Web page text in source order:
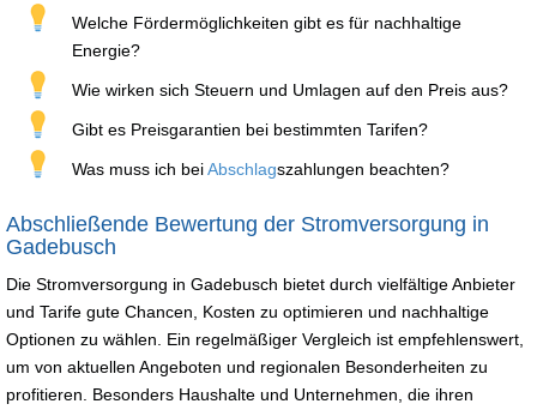
Welche Fördermöglichkeiten gibt es für nachhaltige
Energie?
Wie wirken sich Steuern und Umlagen auf den Preis aus?
Gibt es Preisgarantien bei bestimmten Tarifen?
Was muss ich beiAbschlagszahlungen beachten?
Abschließende Bewertung der Stromversorgung in
Gadebusch
Die Stromversorgung in Gadebusch bietet durch vielfältige Anbieter
und Tarife gute Chancen, Kosten zu optimieren und nachhaltige
Optionen zu wählen. Ein regelmäßiger Vergleich ist empfehlenswert,
um von aktuellen Angeboten und regionalen Besonderheiten zu
profitieren. Besonders Haushalte und Unternehmen, die ihren